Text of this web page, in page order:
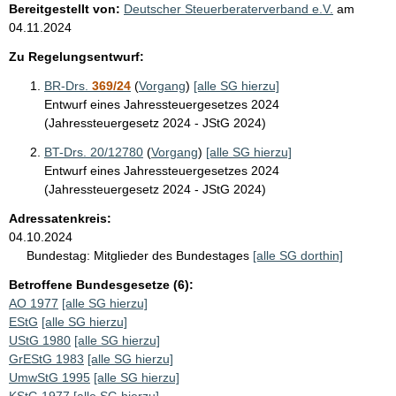
Bereitgestellt von: Deutscher Steuerberaterverband e.V. am
04.11.2024
Zu Regelungsentwurf:
BR-Drs. 369/24 (Vorgang) [alle SG hierzu]
Entwurf eines Jahressteuergesetzes 2024
(Jahressteuergesetz 2024 - JStG 2024)
BT-Drs. 20/12780 (Vorgang) [alle SG hierzu]
Entwurf eines Jahressteuergesetzes 2024
(Jahressteuergesetz 2024 - JStG 2024)
Adressatenkreis:
04.10.2024
Bundestag: Mitglieder des Bundestages [alle SG dorthin]
Betroffene Bundesgesetze (6):
AO 1977 [alle SG hierzu]
EStG [alle SG hierzu]
UStG 1980 [alle SG hierzu]
GrEStG 1983 [alle SG hierzu]
UmwStG 1995 [alle SG hierzu]